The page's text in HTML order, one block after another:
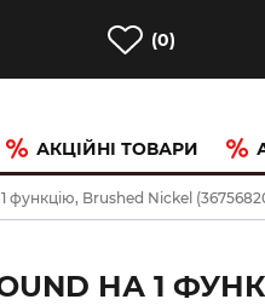
(0)
АКЦІЙНІ ТОВАРИ
функцію, Brushed Nickel
НА 1